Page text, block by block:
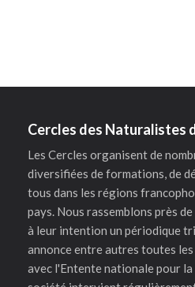
Cercles des Naturalistes
Les Cercles organisent de
diversifiées de formations, de
tous dans les régions
pays. Nous rassemblons près
à leur intention un périodique
annonce entre autres toutes
avec l'Entente nationale pour